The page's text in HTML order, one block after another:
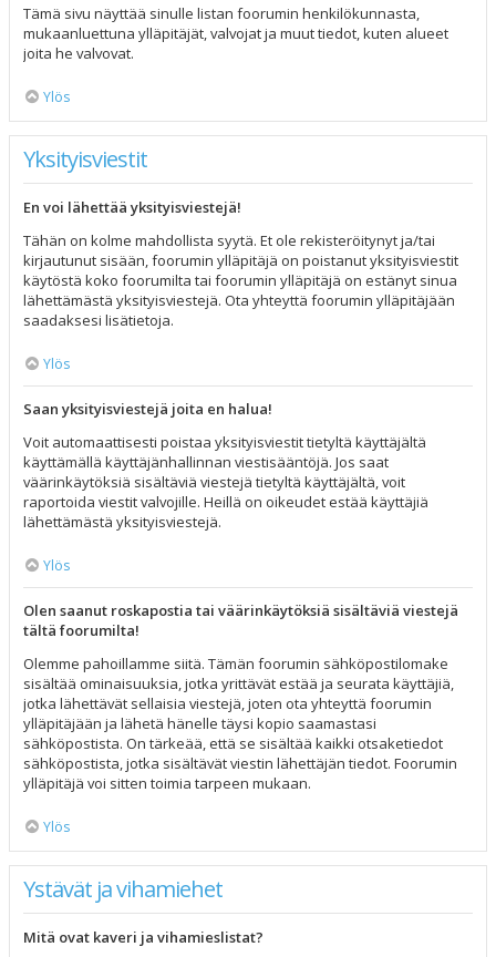
Tämä sivu näyttää sinulle listan foorumin henkilökunnasta,
mukaanluettuna ylläpitäjät, valvojat ja muut tiedot, kuten alueet
joita he valvovat.
Ylös
Yksityisviestit
En voi lähettää yksityisviestejä!
Tähän on kolme mahdollista syytä. Et ole rekisteröitynyt ja/tai
kirjautunut sisään, foorumin ylläpitäjä on poistanut yksityisviestit
käytöstä koko foorumilta tai foorumin ylläpitäjä on estänyt sinua
lähettämästä yksityisviestejä. Ota yhteyttä foorumin ylläpitäjään
saadaksesi lisätietoja.
Ylös
Saan yksityisviestejä joita en halua!
Voit automaattisesti poistaa yksityisviestit tietyltä käyttäjältä
käyttämällä käyttäjänhallinnan viestisääntöjä. Jos saat
väärinkäytöksiä sisältäviä viestejä tietyltä käyttäjältä, voit
raportoida viestit valvojille. Heillä on oikeudet estää käyttäjiä
lähettämästä yksityisviestejä.
Ylös
Olen saanut roskapostia tai väärinkäytöksiä sisältäviä viestejä
tältä foorumilta!
Olemme pahoillamme siitä. Tämän foorumin sähköpostilomake
sisältää ominaisuuksia, jotka yrittävät estää ja seurata käyttäjiä,
jotka lähettävät sellaisia viestejä, joten ota yhteyttä foorumin
ylläpitäjään ja lähetä hänelle täysi kopio saamastasi
sähköpostista. On tärkeää, että se sisältää kaikki otsaketiedot
sähköpostista, jotka sisältävät viestin lähettäjän tiedot. Foorumin
ylläpitäjä voi sitten toimia tarpeen mukaan.
Ylös
Ystävät ja vihamiehet
Mitä ovat kaveri ja vihamieslistat?